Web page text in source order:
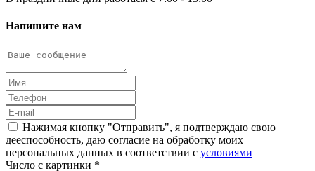
Напишите нам
Нажимая кнопку "Отправить", я подтверждаю свою
дееспособность, даю согласие на обработку моих
персональных данных в соответствии с условиями
Число с картинки *